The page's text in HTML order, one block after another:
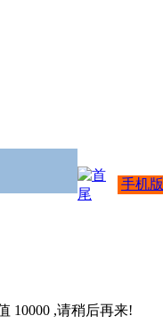
手机版
10000 ,请稍后再来!